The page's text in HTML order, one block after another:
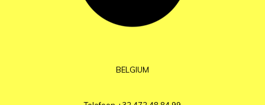
BELGIUM